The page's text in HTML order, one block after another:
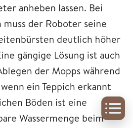
anheben lassen. Bei
der Roboter seine
deutlich höher
gängige Lösung ist auch
der Mopps während
ein Teppich erkannt
Böden ist eine
Wassermenge beim